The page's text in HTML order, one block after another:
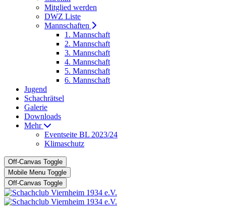
Mitglied werden
DWZ Liste
Mannschaften
1. Mannschaft
2. Mannschaft
3. Mannschaft
4. Mannschaft
5. Mannschaft
6. Mannschaft
Jugend
Schachrätsel
Galerie
Downloads
Mehr
Eventseite BL 2023/24
Klimaschutz
Off-Canvas Toggle
Mobile Menu Toggle
Off-Canvas Toggle